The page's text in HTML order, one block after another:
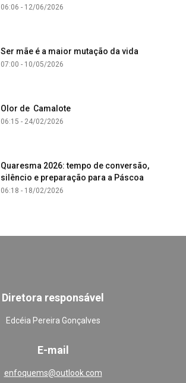
06:06 - 12/06/2026
Ser mãe é a maior mutação da vida
07:00 - 10/05/2026
Olor de Camalote
06:15 - 24/02/2026
Quaresma 2026: tempo de conversão,
silêncio e preparação para a Páscoa
06:18 - 18/02/2026
Diretora responsável
Edcéia Pereira Gonçalves
E-mail
enfoquems@outlook.com